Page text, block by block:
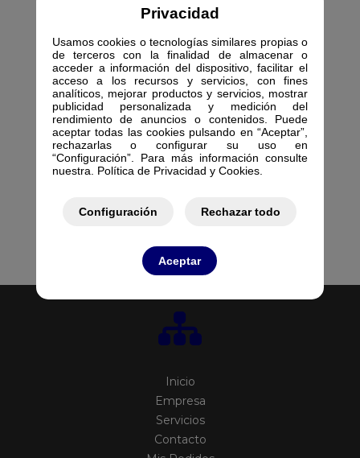
Privacidad
Usamos cookies o tecnologías similares propias o
de terceros con la finalidad de almacenar o
acceder a información del dispositivo, facilitar el
acceso a los recursos y servicios, con fines
analíticos, mejorar productos y servicios, mostrar
publicidad personalizada y medición del
rendimiento de anuncios o contenidos. Puede
aceptar todas las cookies pulsando en “Aceptar”,
rechazarlas o configurar su uso en
“Configuración”. Para más información consulte
nuestra. Política de Privacidad y Cookies.
Configuración Rechazar todo
Aceptar
KEYNET DATOS
FR6-C1566
RACK 15U
600X600X770
SUELO/PARED 60
734135
KEYNET DATOS
FR6-C1866
RACK 18U
600X600X905
SUELO/PARED 60
734140
Inicio
Empresa
Servicios
Contacto